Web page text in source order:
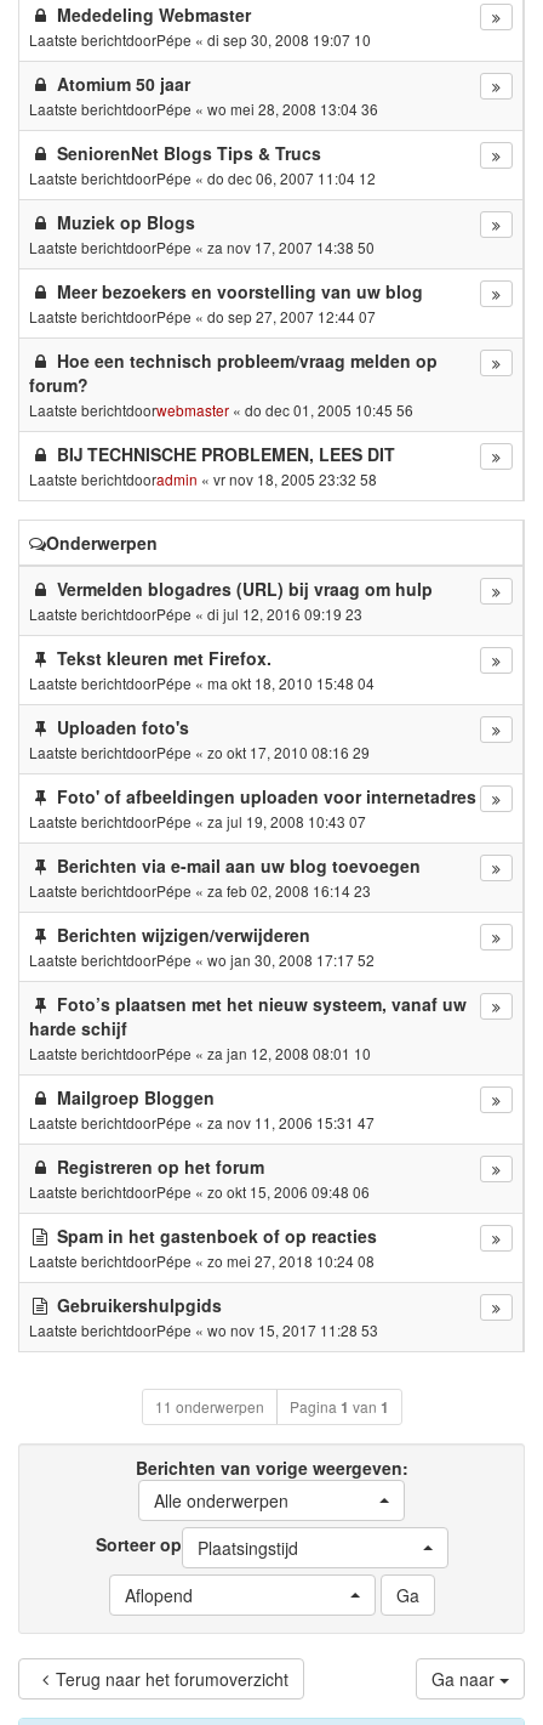
Mededeling Webmaster
Laatste berichtdoorPépe « di sep 30, 2008 19:07 10
Atomium 50 jaar
Laatste berichtdoorPépe « wo mei 28, 2008 13:04 36
SeniorenNet Blogs Tips & Trucs
Laatste berichtdoorPépe « do dec 06, 2007 11:04 12
Muziek op Blogs
Laatste berichtdoorPépe « za nov 17, 2007 14:38 50
Meer bezoekers en voorstelling van uw blog
Laatste berichtdoorPépe « do sep 27, 2007 12:44 07
Hoe een technisch probleem/vraag melden op
forum?
Laatste berichtdoorwebmaster « do dec 01, 2005 10:45 56
BIJ TECHNISCHE PROBLEMEN, LEES DIT
Laatste berichtdooradmin « vr nov 18, 2005 23:32 58
Onderwerpen
Vermelden blogadres (URL) bij vraag om hulp
Laatste berichtdoorPépe « di jul 12, 2016 09:19 23
Tekst kleuren met Firefox.
Laatste berichtdoorPépe « ma okt 18, 2010 15:48 04
Uploaden foto's
Laatste berichtdoorPépe « zo okt 17, 2010 08:16 29
Foto' of afbeeldingen uploaden voor internetadres
Laatste berichtdoorPépe « za jul 19, 2008 10:43 07
Berichten via e-mail aan uw blog toevoegen
Laatste berichtdoorPépe « za feb 02, 2008 16:14 23
Berichten wijzigen/verwijderen
Laatste berichtdoorPépe « wo jan 30, 2008 17:17 52
Foto’s plaatsen met het nieuw systeem, vanaf uw
harde schijf
Laatste berichtdoorPépe « za jan 12, 2008 08:01 10
Mailgroep Bloggen
Laatste berichtdoorPépe « za nov 11, 2006 15:31 47
Registreren op het forum
Laatste berichtdoorPépe « zo okt 15, 2006 09:48 06
Spam in het gastenboek of op reacties
Laatste berichtdoorPépe « zo mei 27, 2018 10:24 08
Gebruikershulpgids
Laatste berichtdoorPépe « wo nov 15, 2017 11:28 53
11 onderwerpen Pagina 1 van 1
Berichten van vorige weergeven:
Alle onderwerpen
Sorteer op
Plaatsingstijd
Aflopend
Terug naar het forumoverzicht Ga naar